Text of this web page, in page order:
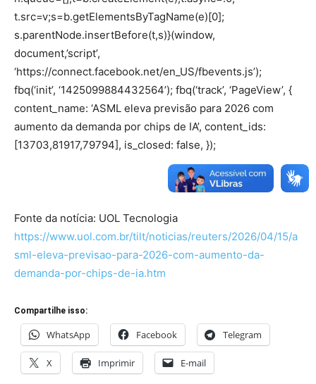
t.src=v;s=b.getElementsByTagName(e)[0];
s.parentNode.insertBefore(t,s)}(window,
document,’script’,
‘https://connect.facebook.net/en_US/fbevents.js’);
fbq(‘init’, ‘1425099884432564’); fbq(‘track’, ‘PageView’, {
content_name: ‘ASML eleva previsão para 2026 com
aumento da demanda por chips de IA’, content_ids:
[13703,81917,79794], is_closed: false, });
Fonte da notícia: UOL Tecnologia
https://www.uol.com.br/tilt/noticias/reuters/2026/04/15/a
sml-eleva-previsao-para-2026-com-aumento-da-
demanda-por-chips-de-ia.htm
Compartilhe isso:
WhatsApp Facebook Telegram
X Imprimir E-mail